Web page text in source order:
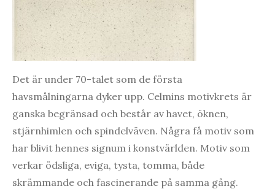
Det är under 70-talet som de första
havsmålningarna dyker upp. Celmins motivkrets är
ganska begränsad och består av havet, öknen,
stjärnhimlen och spindelväven. Några få motiv som
har blivit hennes signum i konstvärlden. Motiv som
verkar ödsliga, eviga, tysta, tomma, både
skrämmande och fascinerande på samma gång.